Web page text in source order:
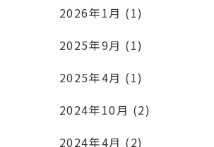
2026年1月 (1)
2025年9月 (1)
2025年4月 (1)
2024年10月 (2)
2024年4月 (2)